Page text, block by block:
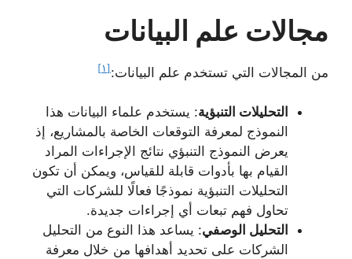
مجالات علم البيانات
من المجالات التي تستخدم علم البيانات: [١]
التحليلات التنبؤية: يستخدم علماء البيانات هذا
النموذج لمعرفة التوقعات الخاصة بالمشاريع، إذ
يعرض النموذج التنبؤي نتائج الإجراءات المراد
القيام بها بأدوات قابلة للقياس، ويمكن أن تكون
التحليلات التنبؤية نموذجًا فعالًا للشركات التي
تحاول فهم تبعات أي إجراءات جديدة.
التحليل الوصفي: يساعد هذا النوع من التحليل
الشركات على تحديد أهدافها من خلال معرفة